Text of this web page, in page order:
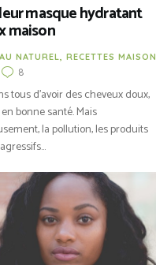
masque hydratant
maison
NATUREL, RECETTES MAISON
8
tous d’avoir des cheveux doux,
bonne santé. Mais
la pollution, les produits